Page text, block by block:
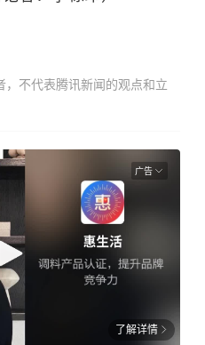
，不代表腾讯新闻的观点和立
广告
了解详情